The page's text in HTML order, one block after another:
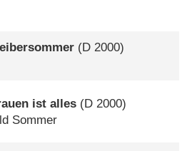
(D 2000)
ist alles (D 2000)
Sommer